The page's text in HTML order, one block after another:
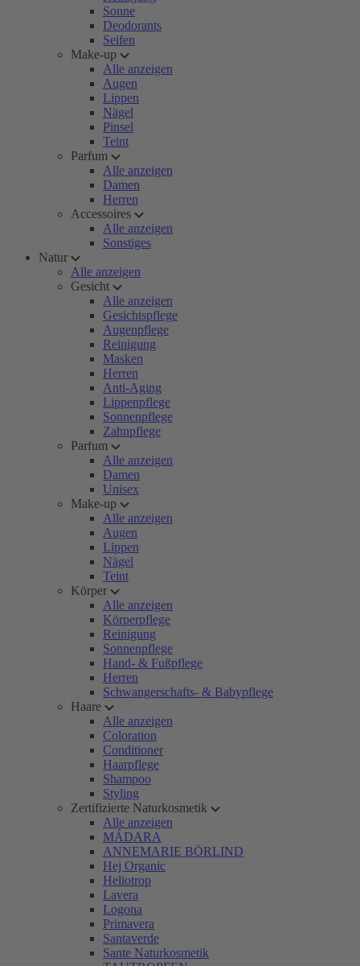
Sonne
Deodorants
Seifen
Make-up
Alle anzeigen
Augen
Lippen
Nägel
Pinsel
Teint
Parfum
Alle anzeigen
Damen
Herren
Accessoires
Alle anzeigen
Sonstiges
Natur
Alle anzeigen
Gesicht
Alle anzeigen
Gesichtspflege
Augenpflege
Reinigung
Masken
Herren
Anti-Aging
Lippenpflege
Sonnenpflege
Zahnpflege
Parfum
Alle anzeigen
Damen
Unisex
Make-up
Alle anzeigen
Augen
Lippen
Nägel
Teint
Körper
Alle anzeigen
Körperpflege
Reinigung
Sonnenpflege
Hand- & Fußpflege
Herren
Schwangerschafts- & Babypflege
Haare
Alle anzeigen
Coloration
Conditioner
Haarpflege
Shampoo
Styling
Zertifizierte Naturkosmetik
Alle anzeigen
MÁDARA
ANNEMARIE BÖRLIND
Hej Organic
Heliotrop
Lavera
Logona
Primavera
Santaverde
Sante Naturkosmetik